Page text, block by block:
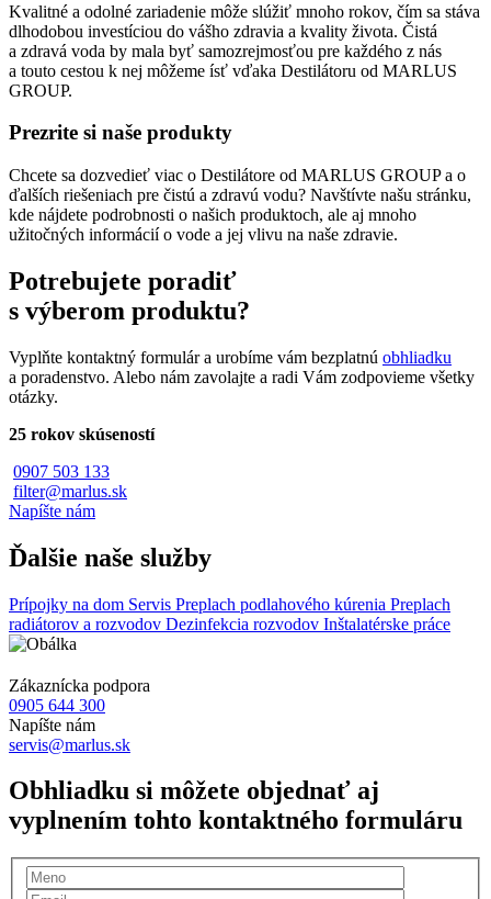
Kvalitné a odolné zariadenie môže slúžiť mnoho rokov, čím sa stáva
dlhodobou investíciou do vášho zdravia a kvality života. Čistá
a zdravá voda by mala byť samozrejmosťou pre každého z nás
a touto cestou k nej môžeme ísť vďaka Destilátoru od MARLUS
GROUP.
Prezrite si naše produkty
Chcete sa dozvedieť viac o Destilátore od MARLUS GROUP a o
ďalších riešeniach pre čistú a zdravú vodu? Navštívte našu stránku,
kde nájdete podrobnosti o našich produktoch, ale aj mnoho
užitočných informácií o vode a jej vlivu na naše zdravie.
Potrebujete poradiť
s výberom produktu?
Vyplňte kontaktný formulár a urobíme vám bezplatnú obhliadku
a poradenstvo. Alebo nám zavolajte a radi Vám zodpovieme všetky
otázky.
25 rokov skúseností
0907 503 133
filter@marlus.sk
Napíšte nám
Ďalšie naše služby
Prípojky na dom Servis Preplach podlahového kúrenia Preplach
radiátorov a rozvodov Dezinfekcia rozvodov Inštalatérske práce
Zákaznícka podpora
0905 644 300
Napíšte nám
servis@marlus.sk
Obhliadku si môžete objednať aj
vyplnením tohto kontaktného formuláru